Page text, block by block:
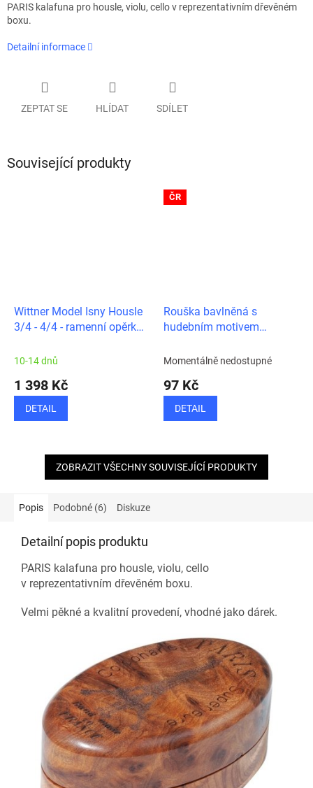
PARIS kalafuna pro housle, violu, cello v reprezentativním dřevěném
boxu.
Detailní informace
ZEPTAT SE HLÍDAT SDÍLET
Související produkty
Wittner Model Isny Housle
3/4 - 4/4 - ramenní opěrka
10-14 dnů
1 398 Kč
DETAIL
ČR
Rouška bavlněná s
hudebním motivem
Momentálně nedostupné
97 Kč
DETAIL
ZOBRAZIT VŠECHNY SOUVISEJÍCÍ PRODUKTY
Popis Podobné (6) Diskuze
Detailní popis produktu
PARIS kalafuna pro housle, violu, cello
v reprezentativním dřevěném boxu.
Velmi pěkné a kvalitní provedení, vhodné jako dárek.